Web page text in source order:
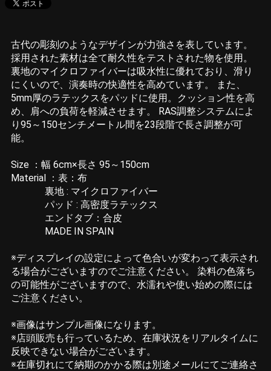
古代の彫刻のようなデザインが力強さを表しています。
採用された素材は全て耐久性をテストされた物を使用。
裏地のマイクロファイバーは吸水性に優れており、滑り
にくいので、演奏時の快適性を高めています。 また、
5mm厚のラテックスをパッドに使用。クッション性を高
め、肩への負荷を軽減させます。 RAS調整システムによ
り95～150センチメートル間を23段階で長さ調整が可
能。
Size ：幅 6cm×長さ 95～150cm
Material ：表：布
裏地 : マイクロファイバー
パッド : 高密度ラテックス
エンドタブ：合皮
MADE IN SPAIN
※ディスプレイの設定によって色合いが変わって表示され
る場合がございますのでご注意ください。 染料の色落ち
の可能性がございますので、水濡れや使い始めの際には
ご注意ください。
※画像はサンプル画像になります。
※店頭販売も行っているため、在庫状況をリアルタイムに
反映できない場合がございます。
※在庫切れにて納期のかかる際は別途メールにてご連絡さ